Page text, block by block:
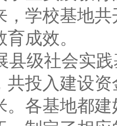
，学校基地
成效。
县级社会实
共投入建设资
。各基地都